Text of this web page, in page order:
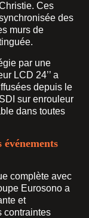
Ces
des
murs de
par une
LCD 24’’ a
depuis le
sur enrouleur
dans toutes
événements
complète avec
Eurosono a
et
contraintes